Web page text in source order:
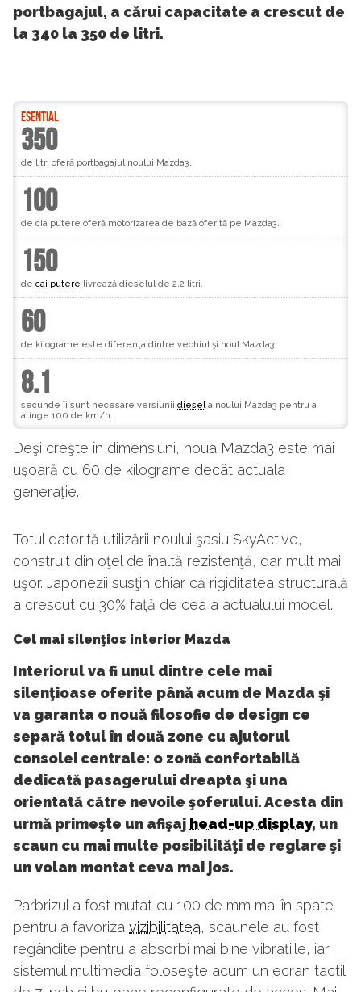
portbagajul, a cărui capacitate a crescut de
la 340 la 350 de litri.
ESENTIAL
350
de litri oferă portbagajul noului Mazda3.
100
de cia putere oferă motorizarea de bază oferită pe Mazda3.
150
de cai putere livrează dieselul de 2.2 litri.
60
de kilograme este diferenţa dintre vechiul şi noul Mazda3.
8.1
secunde îi sunt necesare versiunii diesela noului Mazda3 pentru a
atinge 100 de km/h.
Deşi creşte în dimensiuni, noua Mazda3 este mai
uşoară cu 60 de kilograme decât actuala
generaţie.
Totul datorită utilizării noului şasiu SkyActive,
construit din oţel de înaltă rezistenţă, dar mult mai
uşor. Japonezii susţin chiar că rigiditatea structurală
a crescut cu 30% faţă de cea a actualului model.
Cel mai silenţios interior Mazda
Interiorul va fi unul dintre cele mai
silenţioase oferite până acum de Mazda şi
va garanta o nouă filosofie de design ce
separă totul în două zone cu ajutorul
consolei centrale: o zonă confortabilă
dedicată pasagerului dreapta şi una
orientată către nevoile şoferului. Acesta din
urmă primeşte un afişaj head-up display, un
scaun cu mai multe posibilităţi de reglare şi
un volan montat ceva mai jos.
Parbrizul a fost mutat cu 100 de mm mai în spate
pentru a favoriza vizibilitatea, scaunele au fost
regândite pentru a absorbi mai bine vibraţiile, iar
sistemul multimedia foloseşte acum un ecran tactil